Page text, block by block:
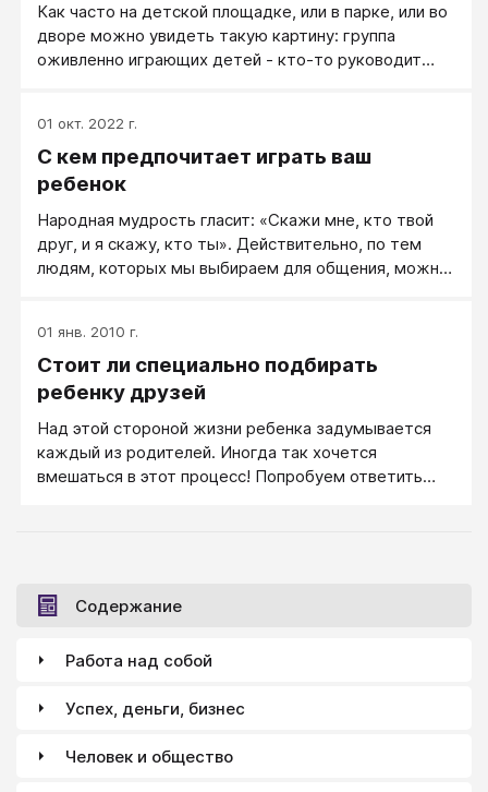
замкнутому ребенку нужна помощь взрослых,
чтобы наладить общение.
Как часто на детской площадке, или в парке, или во
дворе можно увидеть такую картину: группа
оживленно играющих детей - кто-то руководит
распоряжений «игрового лидера» - организатора и
покорно их выполняет; кто-то просто подает
нужную игрушку и с готовностью бросается
пистолет)... А один ребенок стоит невдалеке, так,
чтобы было видно и слышно играющих, но в то же
время чтобы не привлекать их внимания. Он и не
01 окт. 2022 г.
С кем предпочитает играть ваш
ребенок
Народная мудрость гласит: «Скажи мне, кто твой
друг, и я скажу, кто ты». Действительно, по тем
людям, которых мы выбираем для общения, можно
что качества друга практически совпадают с
характеристиками самого человека: грубый
выбирает грубого, умный - умного, агрессивный -
все так однозначно.
01 янв. 2010 г.
Стоит ли специально подбирать
ребенку друзей
Над этой стороной жизни ребенка задумывается
каждый из родителей. Иногда так хочется
вмешаться в этот процесс! Попробуем ответить
ребенка на дружбу с теми, кто не похож на него
самого.
Содержание
Работа над собой
Успех, деньги, бизнес
Человек и общество